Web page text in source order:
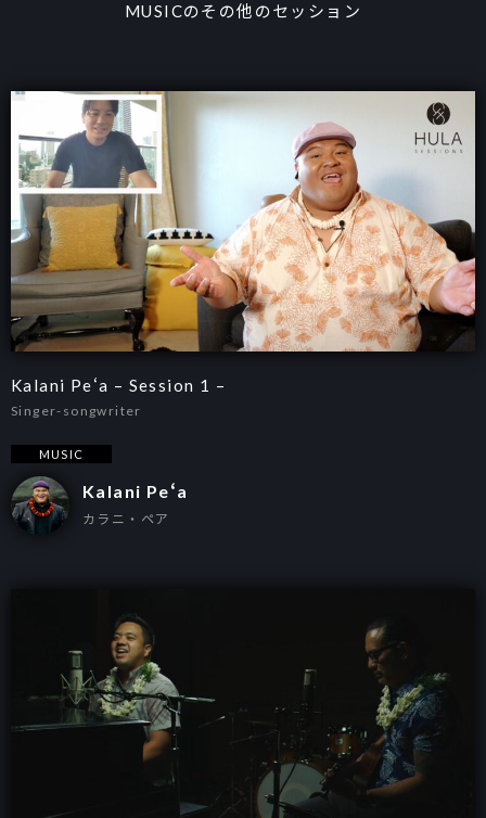
MUSICのその他のセッション
Kalani Peʻa – Session 1 –
Singer-songwriter
MUSIC
Kalani Peʻa
カラニ・ペア